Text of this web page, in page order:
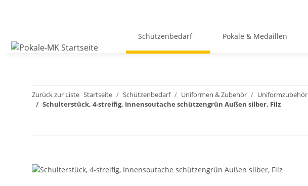
Schützenbedarf Pokale & Medaillen
Zurück zur Liste Startseite Schützenbedarf Uniformen & Zubehör Uniformzubehör
Schulterstück, 4-streifig, Innensoutache schützengrün Außen silber, Filz